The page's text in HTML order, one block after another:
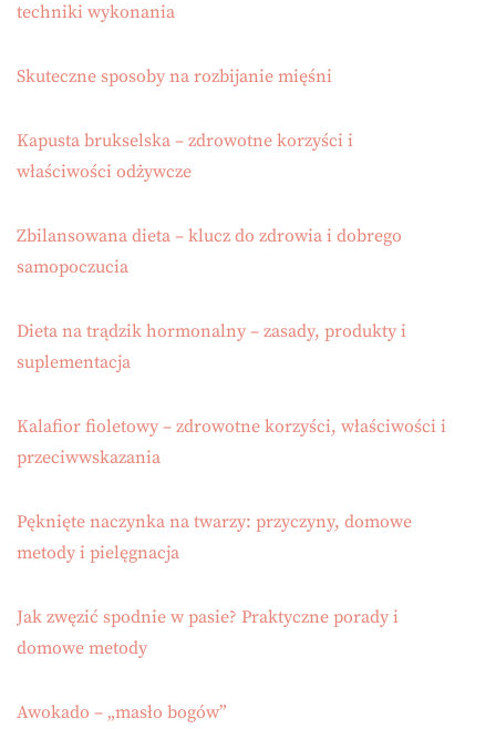
techniki wykonania
Skuteczne sposoby na rozbijanie mięśni
Kapusta brukselska – zdrowotne korzyści i
właściwości odżywcze
Zbilansowana dieta – klucz do zdrowia i dobrego
samopoczucia
Dieta na trądzik hormonalny – zasady, produkty i
suplementacja
Kalafior fioletowy – zdrowotne korzyści, właściwości i
przeciwwskazania
Pęknięte naczynka na twarzy: przyczyny, domowe
metody i pielęgnacja
Jak zwęzić spodnie w pasie? Praktyczne porady i
domowe metody
Awokado – „masło bogów”